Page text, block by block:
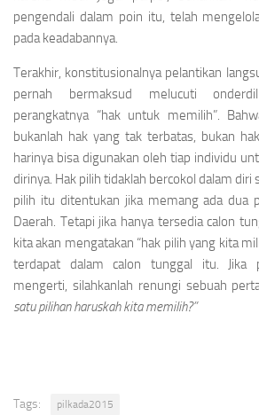
pengendali dalam poin itu, telah
pada keadabannya.
Terakhir, konstitusionalnya pelantikan
pernah bermaksud melucuti
perangkatnya “hak untuk memilih”.
bukanlah hak yang tak terbatas, bukan
harinya bisa digunakan oleh tiap individu
dirinya. Hak pilih tidaklah bercokol dalam
pilih itu ditentukan jika memang ada dua
Daerah. Tetapi jika hanya tersedia calon
kita akan mengatakan “hak pilih yang kita
terdapat dalam calon tunggal itu. Jika
mengerti, silahkanlah renungi sebuah
satu pilihan haruskah kita memilih?”
Tags: pilkada2015